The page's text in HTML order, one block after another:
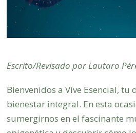
Escrito/Revisado por Lautaro
Bienvenidos a Vive Esencial, tu
bienestar integral. En esta
sumergirnos en el fascinante